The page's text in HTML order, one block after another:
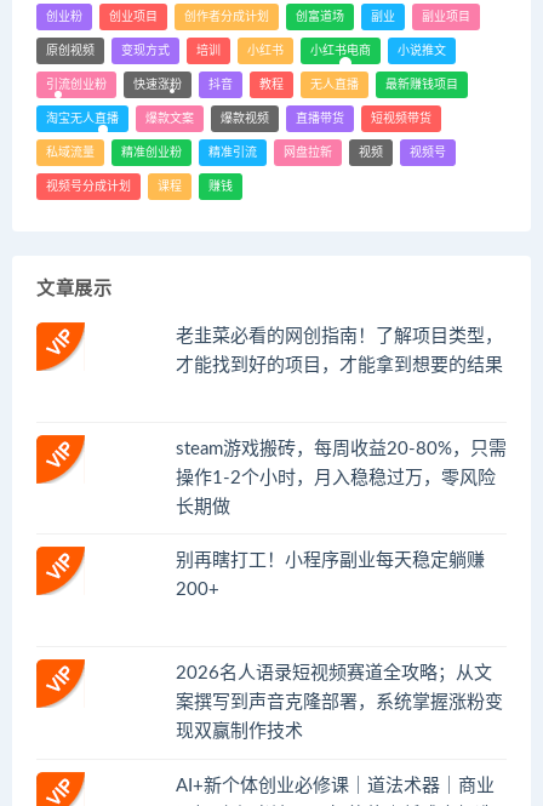
创业粉 创业项目 创作者分成计划 创富道场 副业 副业项目
原创视频 变现方式 培训 小红书 小红书电商 小说推文
引流创业粉 快速涨粉 抖音 教程 无人直播 最新赚钱项目
淘宝无人直播 爆款文案 爆款视频 直播带货 短视频带货
私域流量 精准创业粉 精准引流 网盘拉新 视频 视频号
视频号分成计划 课程 赚钱
文章展示
老韭菜必看的网创指南！了解项目类型，
才能找到好的项目，才能拿到想要的结果
steam游戏搬砖，每周收益20-80%，只需
操作1-2个小时，月入稳稳过万，零风险
长期做
别再瞎打工！小程序副业每天稳定躺赚
200+
2026名人语录短视频赛道全攻略；从文
案撰写到声音克隆部署，系统掌握涨粉变
现双赢制作技术
AI+新个体创业必修课｜道法术器｜商业